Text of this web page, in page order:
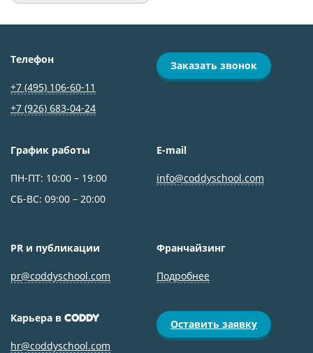
Телефон
+7 (495) 106-60-11
+7 (926) 683‑04-24
Заказать звонок
График работы
ПН-ПТ: 10:00 – 19:00
СБ-ВС: 09:00 – 20:00
E-mail
info@coddyschool.com
PR и публикации
pr@coddyschool.com
Франчайзинг
Подробнее
Карьера в CODDY
hr@coddyschool.com
Оставить заявку